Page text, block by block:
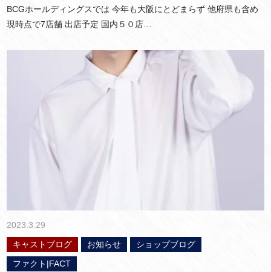
BCGホールディングスでは 今年も大阪にとどまらず 他府県も含め
現時点で7店舗 出店予定 国内５０店…
2023.3.29
キャストブログ
お知らせ
ショップブログ
ファクト|FACT